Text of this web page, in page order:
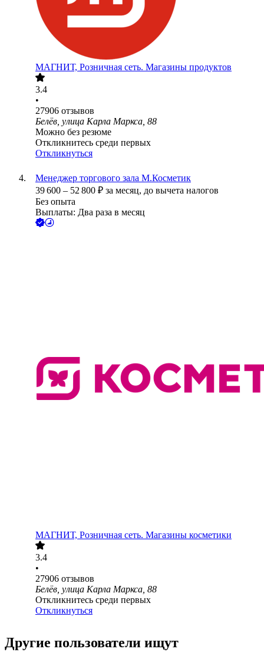
МАГНИТ, Розничная сеть. Магазины продуктов
3.4
•
27906 отзывов
Белёв, улица Карла Маркса, 88
Можно без резюме
Откликнитесь среди первых
Откликнуться
Менеджер торгового зала М.Косметик
39 600 – 52 800 ₽ за месяц, до вычета налогов
Без опыта
Выплаты: Два раза в месяц
МАГНИТ, Розничная сеть. Магазины косметики
3.4
•
27906 отзывов
Белёв, улица Карла Маркса, 88
Откликнитесь среди первых
Откликнуться
Другие пользователи ищут